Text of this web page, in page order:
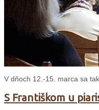
V dňoch 12.-15. marca sa
S Františkom u